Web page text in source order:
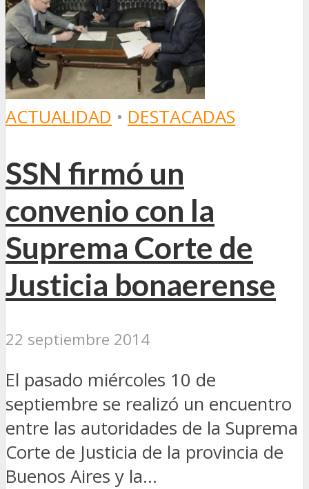
ACTUALIDAD • DESTACADAS
SSN firmó un
convenio con la
Suprema Corte de
Justicia bonaerense
22 septiembre 2014
El pasado miércoles 10 de
septiembre se realizó un encuentro
entre las autoridades de la Suprema
Corte de Justicia de la provincia de
Buenos Aires y la...